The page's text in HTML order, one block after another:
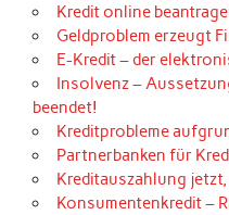
Kredit online
Geldproblem erzeugt
E-Kredit – der
Insolvenz –
beendet!
Kreditprobleme
Partnerbanken für
Kreditauszahlung
Konsumentenkredit –